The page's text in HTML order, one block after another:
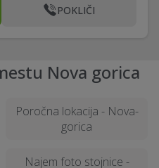
POKLIČI
Nova gorica
Poročna lokacija - Nova-
gorica
Najem foto stojnice -